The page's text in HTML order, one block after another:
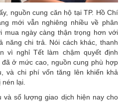
nguồn cung căn hộ tại TP. Hồ Chí
mới vẫn nghiêng nhiều về phân
mua ngày càng thận trọng hơn với
năng chi trả. Nói cách khác, thanh
vì nghỉ Tết làm chậm quyết định
ở mức cao, nguồn cung phù hợp
và chi phí vốn tăng lên khiến khả
nén lại.
số lượng giao dịch hiện nay cho